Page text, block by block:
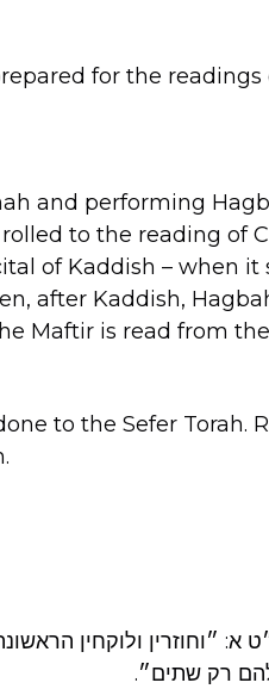
for the
and performing
to the reading of
of Kaddish – when it
after Kaddish,
Maftir is read from
to the Sefer Torah.
״וחוזרין ולוקחין
רק שתים״.